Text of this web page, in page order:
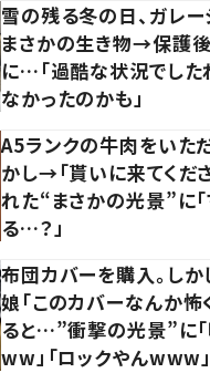
雪の残る冬の日、ガレ
まさかの生き物→保護
に…「過酷な状況でした
なかったのかも」
A5ランクの牛肉をいた
かし→「貰いに来てくださ
れた“まさかの光景”に
る…？」
布団カバーを購入。し
娘「このカバーなんか怖
ると…”衝撃の光景”に
ww」「ロックやんwww」